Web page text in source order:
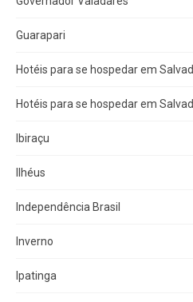
Guarapari
Hotéis para se hospedar em
Hotéis para se hospedar em
Ibiraçu
Ilhéus
Independência Brasil
Inverno
Ipatinga